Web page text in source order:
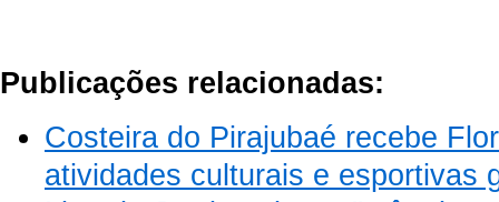
Publicações relacionadas:
Costeira do Pirajubaé recebe
atividades culturais e esportivas